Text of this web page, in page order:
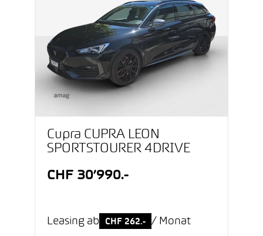
Cupra CUPRA LEON
SPORTSTOURER 4DRIVE
CHF 30’990.-
Leasing ab CHF 262.- / Monat